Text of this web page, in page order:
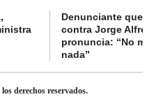
Denunciante que
contra Jorge
pronuncia: “No
nada”
derechos reservados.